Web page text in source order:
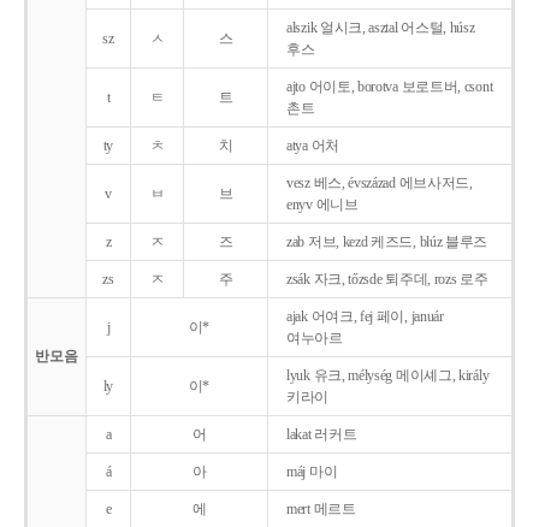
sz ㅅ 스
alszik 얼시크, asztal 어스털, húsz
후스
t ㅌ 트
ajto 어이토, borotva 보로트버, csont
촌트
ty ㅊ 치 atya 어처
v ㅂ 브
vesz 베스, évszázad 에브사저드,
enyv 에니브
z ㅈ 즈 zab 저브, kezd 케즈드, blúz 블루즈
zs ㅈ 주 zsák 자크, tőzsde 퇴주데, rozs 로주
반모음
j 이*
ajak 어여크, fej 페이, január
여누아르
ly 이*
lyuk 유크, mélység 메이셰그, király
키라이
a 어 lakat 러커트
á 아 máj 마이
e 에 mert 메르트